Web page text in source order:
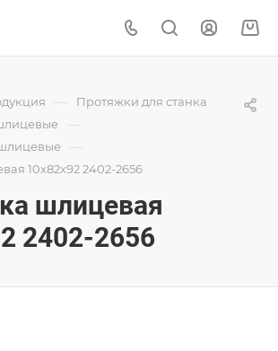
— Протяжки для станка
—
—
10x82x92 2402-2656
шлицевая
2402-2656